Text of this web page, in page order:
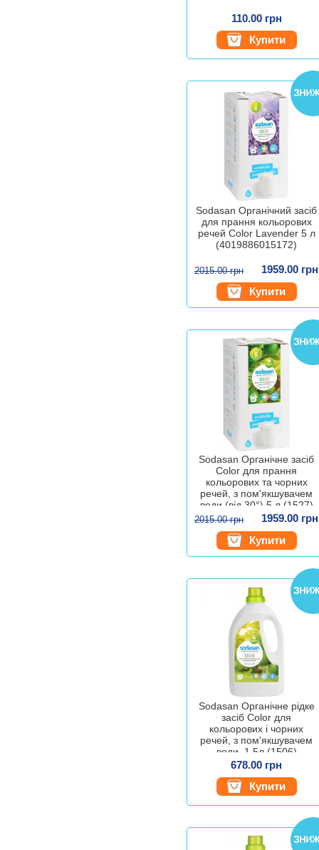
110.00 грн
Купити
Sodasan Органічний засіб
для прання кольорових
речей Color Lavender 5 л
(4019886015172)
2015.00 грн
1959.00 грн
Купити
Sodasan Органічне засіб
Color для прання
кольорових та чорних
речей, з пом'якшувачем
води (від 30°) 5 л (1527)
4019886015271
2015.00 грн
1959.00 грн
Купити
Sodasan Органічне рідке
засіб Color для
кольорових і чорних
речей, з пом'якшувачем
води, 1,5л (1506)
4019886015066
678.00 грн
Купити